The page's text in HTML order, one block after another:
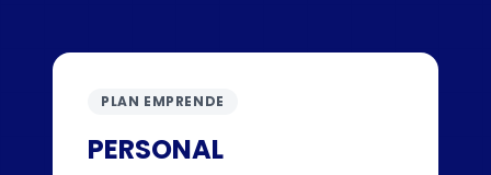
PLAN EMPRENDE
PERSONAL